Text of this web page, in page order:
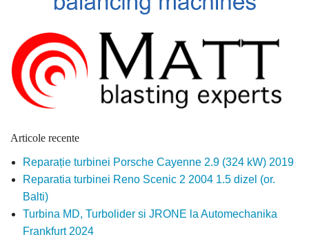
Articole recente
Reparație turbinei Porsche Cayenne 2.9 (324 kW) 2019
Reparatia turbinei Reno Scenic 2 2004 1.5 dizel (or.
Balti)
Turbina MD, Turbolider si JRONE la Automechanika
Frankfurt 2024